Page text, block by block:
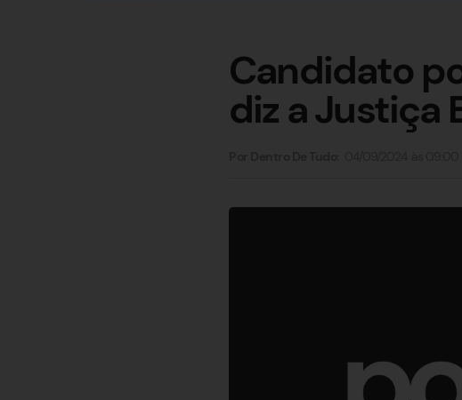
Candidato
diz a Justiça